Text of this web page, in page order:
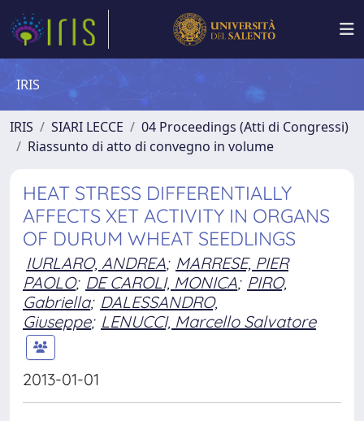
IRIS
IRIS SIARI LECCE
04 Proceedings (Atti di Congressi)
Riassunto di atto di convegno in volume
HEAT STRESS DIFFERENTIALLY
AFFECTS XET ACTIVITY IN ORGANS
OF DURUM WHEAT SEEDLINGS
IURLARO, ANDREA; MARRESE, PIER
PAOLO; DE CAROLI, MONICA; PIRO,
Gabriella; DALESSANDRO,
Giuseppe; LENUCCI, Marcello Salvatore
2013-01-01